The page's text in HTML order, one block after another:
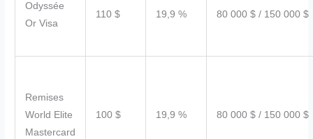
Odyssée
Or Visa
110 $ 19,9 % 80 000 $ / 150 000 $
Remises
World Elite
Mastercard
100 $ 19,9 % 80 000 $ / 150 000 $